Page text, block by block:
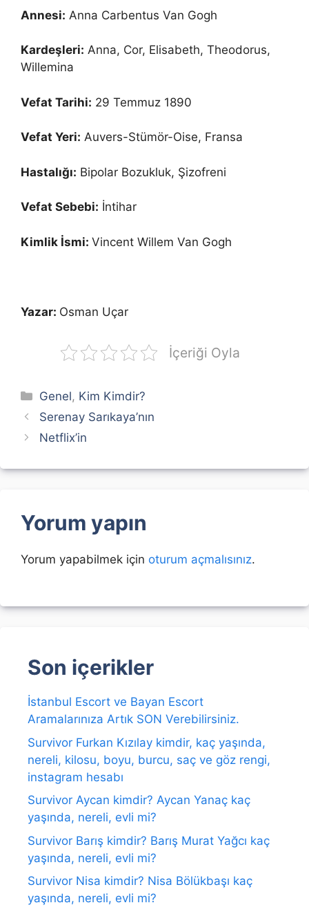
Annesi: Anna Carbentus Van Gogh
Kardeşleri: Anna, Cor, Elisabeth, Theodorus,
Willemina
Vefat Tarihi: 29 Temmuz 1890
Vefat Yeri: Auvers-Stümör-Oise, Fransa
Hastalığı: Bipolar Bozukluk, Şizofreni
Vefat Sebebi: İntihar
Kimlik İsmi: Vincent Willem Van Gogh
Yazar: Osman Uçar
İçeriği Oyla
Kategoriler
Genel, Kim Kimdir?
Serenay Sarıkaya’nın
Netflix’in
Yorum yapın
Yorum yapabilmek için oturum açmalısınız.
Son içerikler
İstanbul Escort ve Bayan Escort
Aramalarınıza Artık SON Verebilirsiniz.
Survivor Furkan Kızılay kimdir, kaç yaşında,
nereli, kilosu, boyu, burcu, saç ve göz rengi,
instagram hesabı
Survivor Aycan kimdir? Aycan Yanaç kaç
yaşında, nereli, evli mi?
Survivor Barış kimdir? Barış Murat Yağcı kaç
yaşında, nereli, evli mi?
Survivor Nisa kimdir? Nisa Bölükbaşı kaç
yaşında, nereli, evli mi?